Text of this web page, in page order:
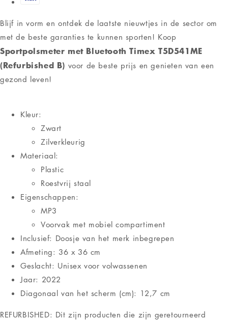
Blijf in vorm en ontdek de laatste nieuwtjes in de sector om
met de beste garanties te kunnen sporten! Koop
Sportpolsmeter met Bluetooth Timex T5D541ME
(Refurbished B) voor de beste prijs en genieten van een
gezond leven!
Kleur:
Zwart
Zilverkleurig
Materiaal:
Plastic
Roestvrij staal
Eigenschappen:
MP3
Voorvak met mobiel compartiment
Inclusief: Doosje van het merk inbegrepen
Afmeting: 36 x 36 cm
Geslacht: Unisex voor volwassenen
Jaar: 2022
Diagonaal van het scherm (cm): 12,7 cm
REFURBISHED: Dit zijn producten die zijn geretourneerd